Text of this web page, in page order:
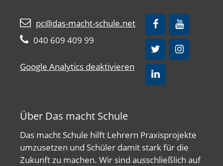
pc@das-macht-schule.net
040 609 409 99
Google Analytics deaktivieren
Über Das macht Schule
Das macht Schule hilft Lehrern Praxisprojekte
umzusetzen und Schüler damit stark für die
Zukunft zu machen. Wir sind ausschließlich auf